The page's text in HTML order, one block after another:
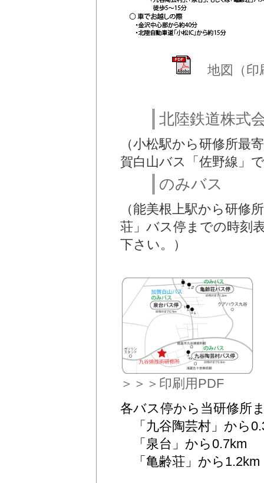
地図（印
北陸鉄道株式
（小松駅から研修所最
賀白山バス「佐野線」
のみバス
（能美根上駅から研修
荘」バス停までの時刻
下さい。）
＞＞＞印刷用PDF
各バス停から当研修所
「九谷陶芸村」から
「泉台」から0.7km
「亀齢荘」から1.2km